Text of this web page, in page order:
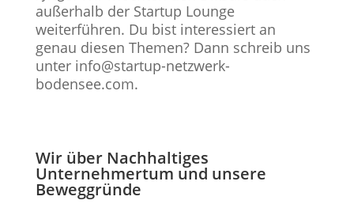
außerhalb der Startup Lounge
weiterführen. Du bist interessiert an
genau diesen Themen? Dann schreib uns
unter info@startup-netzwerk-
bodensee.com.
Wir über Nachhaltiges
Unternehmertum und unsere
Beweggründe